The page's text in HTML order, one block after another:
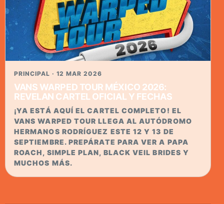
PRINCIPAL · 12 MAR 2026
VANS WARPED TOUR MÉXICO 2026:
REVELAN CARTEL OFICIAL Y FECHAS
¡YA ESTÁ AQUÍ EL CARTEL COMPLETO! EL
VANS WARPED TOUR LLEGA AL AUTÓDROMO
HERMANOS RODRÍGUEZ ESTE 12 Y 13 DE
SEPTIEMBRE. PREPÁRATE PARA VER A PAPA
ROACH, SIMPLE PLAN, BLACK VEIL BRIDES Y
MUCHOS MÁS.